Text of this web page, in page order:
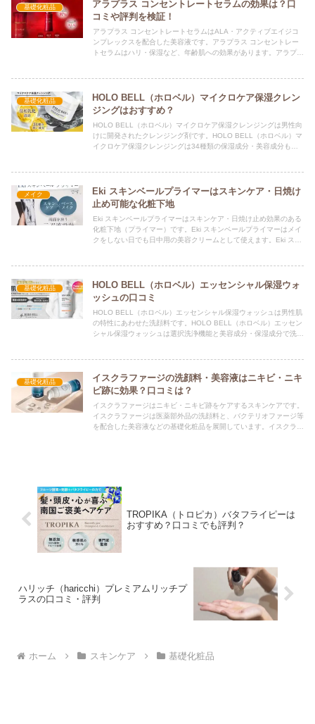
基礎化粧品
アラプラス コンセントレートセラムの効果は？口
コミや評判を検証！
アラプラス コンセントレートセラムはALA・アクティブエイジコ
ンプレックスを配合した美容液です。アラプラス コンセントレー
トセラムはハリ・保湿など、年齢肌への効果があります。アラプラ
基礎化粧品
HOLO BELL（ホロベル）マイクロケア保湿クレン
ジングはおすすめ？
HOLO BELL（ホロベル）マイクロケア保湿クレンジングは男性向
けに開発されたクレンジング剤です。HOLO BELL（ホロベル）マ
イクロケア保湿クレンジングは34種類の保湿成分・美容成分も配
メイク
Eki スキンベールプライマーはスキンケア・日焼け
止め可能な化粧下地
Eki スキンベールプライマーはスキンケア・日焼け止め効果のある
化粧下地（プライマー）です。Eki スキンベールプライマーはメイ
クをしない日でも日中用の美容クリームとして使えます。Eki スキ
基礎化粧品
HOLO BELL（ホロベル）エッセンシャル保湿ウォ
ッシュの口コミ
HOLO BELL（ホロベル）エッセンシャル保湿ウォッシュは男性肌
の特性にあわせた洗顔料です。HOLO BELL（ホロベル）エッセン
シャル保湿ウォッシュは選択洗浄機能と美容成分・保湿成分で洗顔
基礎化粧品
イスクラファージの洗顔料・美容液はニキビ・ニキ
ビ跡に効果？口コミは？
イスクラファージはニキビ・ニキビ跡をケアするスキンケアです。
イスクラファージは医薬部外品の洗顔料と、バクテリオファージ等
を配合した美容液などの基礎化粧品を展開しています。イスクラフ
TROPIKA（トロピカ）バタフライピーは
おすすめ？口コミでも評判？
ハリッチ（haricchi）プレミアムリッチプ
ラスの口コミ・評判
ホーム スキンケア 基礎化粧品